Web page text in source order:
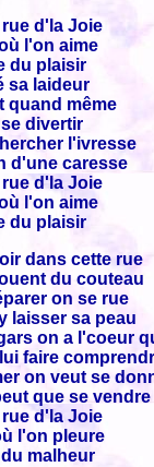
d'la Joie
l'on aime
du plaisir
sa laideur
quand même
divertir
l'ivresse
d'une caresse
d'la Joie
l'on aime
du plaisir
dans cette rue
du couteau
on se rue
laisser sa peau
on a l'coeur
faire
on veut se
que se vendre
d'la Joie
l'on pleure
du malheur